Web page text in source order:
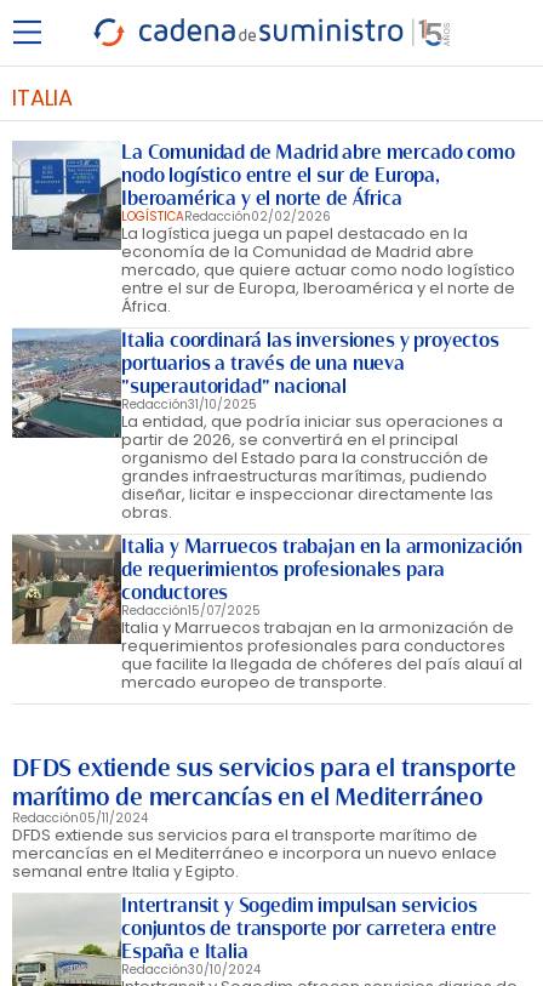
ITALIA
La Comunidad de Madrid abre mercado como
nodo logístico entre el sur de Europa,
Iberoamérica y el norte de África
LOGÍSTICARedacción02/02/2026
La logística juega un papel destacado en la
economía de la Comunidad de Madrid abre
mercado, que quiere actuar como nodo logístico
entre el sur de Europa, Iberoamérica y el norte de
África.
Italia coordinará las inversiones y proyectos
portuarios a través de una nueva
"superautoridad" nacional
Redacción31/10/2025
La entidad, que podría iniciar sus operaciones a
partir de 2026, se convertirá en el principal
organismo del Estado para la construcción de
grandes infraestructuras marítimas, pudiendo
diseñar, licitar e inspeccionar directamente las
obras.
Italia y Marruecos trabajan en la armonización
de requerimientos profesionales para
conductores
Redacción15/07/2025
Italia y Marruecos trabajan en la armonización de
requerimientos profesionales para conductores
que facilite la llegada de chóferes del país alauí al
mercado europeo de transporte.
DFDS extiende sus servicios para el transporte
marítimo de mercancías en el Mediterráneo
Redacción05/11/2024
DFDS extiende sus servicios para el transporte marítimo de
mercancías en el Mediterráneo e incorpora un nuevo enlace
semanal entre Italia y Egipto.
Intertransit y Sogedim impulsan servicios
conjuntos de transporte por carretera entre
España e Italia
Redacción30/10/2024